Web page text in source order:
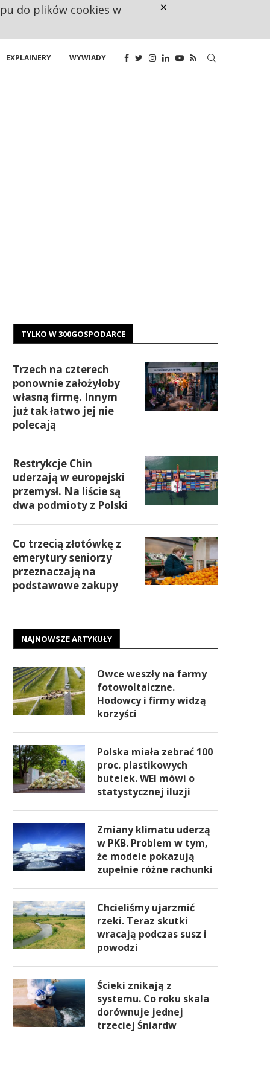
EXPLAINERY WYWIADY
TYLKO W 300GOSPODARCE
Trzech na czterech
ponownie założyłoby
własną firmę. Innym
już tak łatwo jej nie
polecają
Restrykcje Chin
uderzają w europejski
przemysł. Na liście są
dwa podmioty z Polski
Co trzecią złotówkę z
emerytury seniorzy
przeznaczają na
podstawowe zakupy
NAJNOWSZE ARTYKUŁY
Owce weszły na farmy
fotowoltaiczne.
Hodowcy i firmy widzą
korzyści
Polska miała zebrać 100
proc. plastikowych
butelek. WEI mówi o
statystycznej iluzji
Zmiany klimatu uderzą
w PKB. Problem w tym,
że modele pokazują
zupełnie różne rachunki
Chcieliśmy ujarzmić
rzeki. Teraz skutki
wracają podczas susz i
powodzi
Ścieki znikają z
systemu. Co roku skala
dorównuje jednej
trzeciej Śniardw
do plików cookies w ×